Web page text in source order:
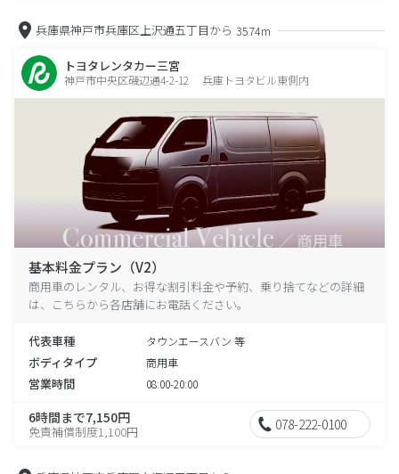
兵庫県神戸市兵庫区上沢通五丁目から 3574m
トヨタレンタカー三宮
神戸市中央区磯辺通4-2-12 兵庫トヨタビル東側内
基本料金プラン（V2）
商用車のレンタル、お得な割引料金や予約、乗り捨てなどの詳細
は、こちらから各店舗にお電話ください。
代表車種 タウンエースバン 等
ボディタイプ 商用車
営業時間 08:00-20:00
6時間まで7,150円
免責補償制度1,100円 078-222-0100